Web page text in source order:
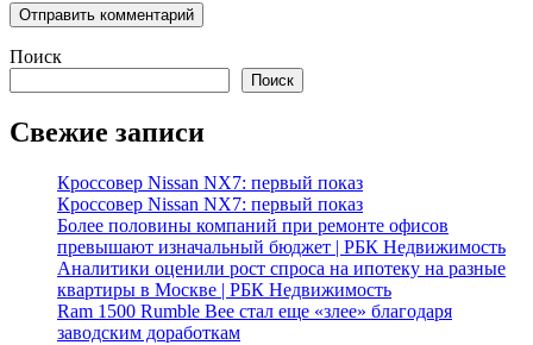
Поиск
Поиск
Свежие записи
Кроссовер Nissan NX7: первый показ
Кроссовер Nissan NX7: первый показ
Более половины компаний при ремонте офисов
превышают изначальный бюджет | РБК Недвижимость
Аналитики оценили рост спроса на ипотеку на разные
квартиры в Москве | РБК Недвижимость
Ram 1500 Rumble Bee стал еще «злее» благодаря
заводским доработкам